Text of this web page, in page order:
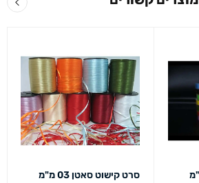
סרט קישוט סאטן 03 מ"מ